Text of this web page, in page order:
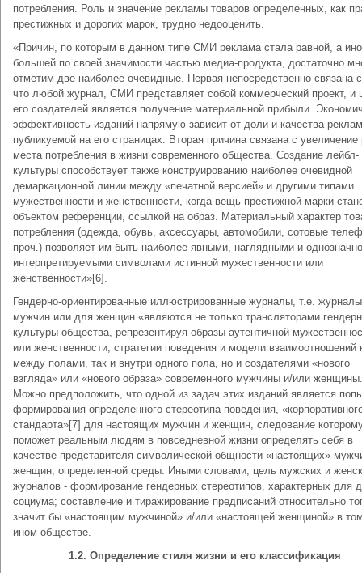
потребления. Роль и значение рекламы товаров определенных, как
престижных и дорогих марок, трудно недооценить.
«Причин, по которым в данном типе СМИ реклама стала равной, а
большей по своей значимости частью медиа-продукта, достаточно
отметим две наиболее очевидные. Первая непосредственно связана
что любой журнал, СМИ представляет собой коммерческий проект, и
его создателей является получение материальной прибыли.
эффективность изданий напрямую зависит от доли и качества
публикуемой на его страницах. Вторая причина связана с увеличение
места потребления в жизни современного общества. Создание лейбл-
культуры способствует также конструированию наиболее очевидной
демаркационной линии между «печатной версией» и другими типами
мужественности и женственности, когда вещь престижной марки
объектом референции, ссылкой на образ. Материальный характер
потребления (одежда, обувь, аксессуары, автомобили, сотовые
проч.) позволяет им быть наиболее явными, наглядными и однозначно
интерпретируемыми символами истинной мужественности или
женственности»[6].
Гендерно-ориентированные иллюстрированные журналы, т.е.
мужчин или для женщин «являются не только трансляторами
культуры общества, репрезентируя образы аутентичной
или женственности, стратегии поведения и модели взаимоотношений
между полами, так и внутри одного пола, но и создателями «нового
взгляда» или «нового образа» современного мужчины и/или женщины.
Можно предположить, что одной из задач этих изданий является
формирования определенного стереотипа поведения,
стандарта»[7] для настоящих мужчин и женщин, следование
поможет реальным людям в повседневной жизни определять себя в
качестве представителя символической общности «настоящих»
женщин, определенной среды. Иными словами, цель мужских и
журналов - формирование гендерных стереотипов, характерных для
социума; составление и тиражирование предписаний относительно
значит бы «настоящим мужчиной» и/или «настоящей женщиной» в
ином обществе.
1.2. Определение стиля жизни и его классификация